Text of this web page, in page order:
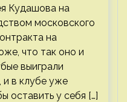
Кудашова на
московского
на
что так оно и
выиграли
и в клубе уже
оставить у себя […]